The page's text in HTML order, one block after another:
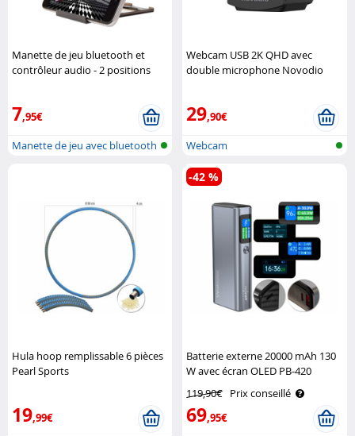
Manette de jeu bluetooth et
contrôleur audio - 2 positions
7,95€
Manette de jeu avec bluetooth
Webcam USB 2K QHD avec
double microphone Novodio
29,90€
Webcam
Hula hoop remplissable 6 pièces
Pearl Sports
19,99€
Batterie externe 20000 mAh 130
W avec écran OLED PB-420
119,90€ Prix conseillé
69,95€
-42 %